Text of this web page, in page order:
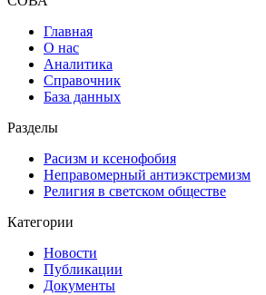
Главная
О нас
Аналитика
Справочник
База данных
Разделы
Расизм и ксенофобия
Неправомерный антиэкстремизм
Религия в светском обществе
Категории
Новости
Публикации
Документы